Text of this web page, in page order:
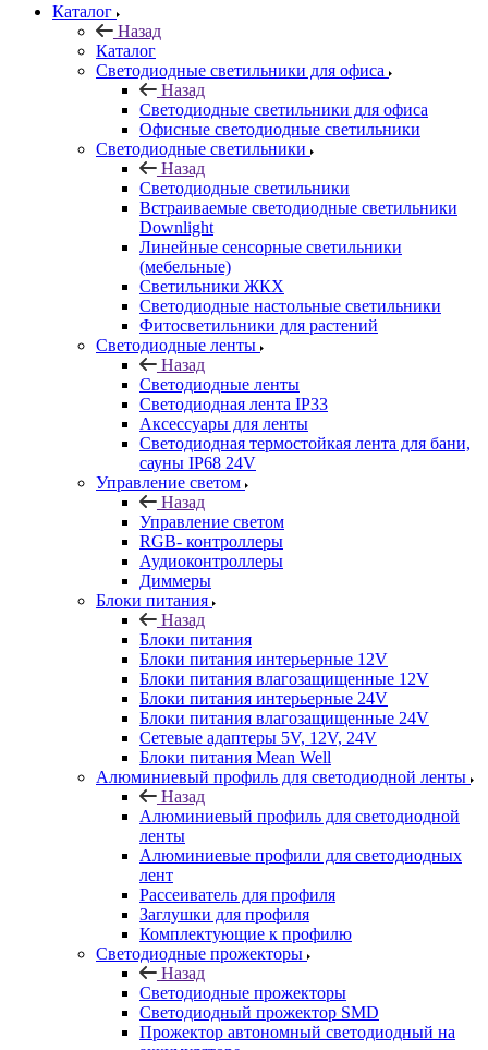
Каталог
Назад
Каталог
Светодиодные светильники для офиса
Назад
Светодиодные светильники для офиса
Офисные светодиодные светильники
Светодиодные светильники
Назад
Светодиодные светильники
Встраиваемые светодиодные светильники
Downlight
Линейные сенсорные светильники
(мебельные)
Светильники ЖКХ
Светодиодные настольные светильники
Фитосветильники для растений
Светодиодные ленты
Назад
Светодиодные ленты
Светодиодная лента IP33
Аксессуары для ленты
Светодиодная термостойкая лента для бани,
сауны IP68 24V
Управление светом
Назад
Управление светом
RGB- контроллеры
Аудиоконтроллеры
Диммеры
Блоки питания
Назад
Блоки питания
Блоки питания интерьерные 12V
Блоки питания влагозащищенные 12V
Блоки питания интерьерные 24V
Блоки питания влагозащищенные 24V
Сетевые адаптеры 5V, 12V, 24V
Блоки питания Mean Well
Алюминиевый профиль для светодиодной ленты
Назад
Алюминиевый профиль для светодиодной
ленты
Алюминиевые профили для светодиодных
лент
Рассеиватель для профиля
Заглушки для профиля
Комплектующие к профилю
Светодиодные прожекторы
Назад
Светодиодные прожекторы
Светодиодный прожектор SMD
Прожектор автономный светодиодный на